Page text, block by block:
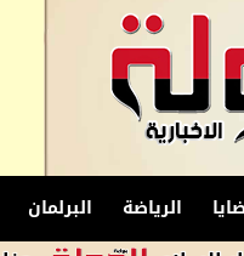
الرياضة البرلمان